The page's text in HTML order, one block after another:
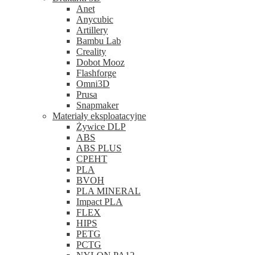
Anet
Anycubic
Artillery
Bambu Lab
Creality
Dobot Mooz
Flashforge
Omni3D
Prusa
Snapmaker
Materiały eksploatacyjne
Żywice DLP
ABS
ABS PLUS
CPEHT
PLA
BVOH
PLA MINERAL
Impact PLA
FLEX
HIPS
PETG
PCTG